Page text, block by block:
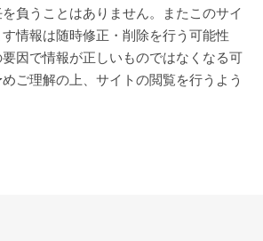
負うことはありません。またこのサイ
情報は随時修正・削除を行う可能性
因で情報が正しいものではなくなる可
ご理解の上、サイトの閲覧を行うよう